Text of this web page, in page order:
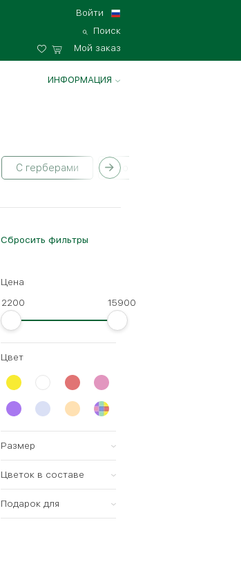
Войти
Поиск
Мой заказ
ИНФОРМАЦИЯ
С герберами С орхидеями
Сбросить фильтры
Цена
2200
15900
Цвет
Размер
Всех размеров
Средний (25-35см)
Цветок в составе
Роза
Подарок для